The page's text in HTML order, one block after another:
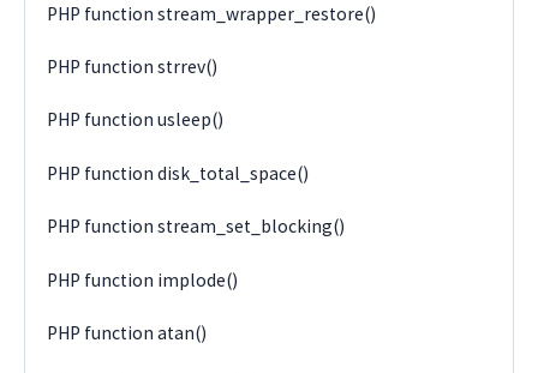
PHP function stream_wrapper_restore()
PHP function strrev()
PHP function usleep()
PHP function disk_total_space()
PHP function stream_set_blocking()
PHP function implode()
PHP function atan()